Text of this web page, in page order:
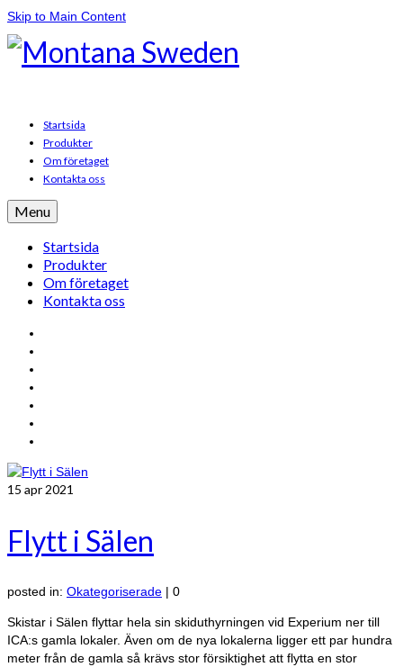
Skip to Main Content
Startsida
Produkter
Om företaget
Kontakta oss
Menu
Startsida
Produkter
Om företaget
Kontakta oss
15 apr 2021
Flytt i Sälen
posted in: Okategoriserade | 0
Skistar i Sälen flyttar hela sin skiduthyrningen vid Experium ner till
ICA:s gamla lokaler. Även om de nya lokalerna ligger ett par hundra
meter från de gamla så krävs stor försiktighet att flytta en stor